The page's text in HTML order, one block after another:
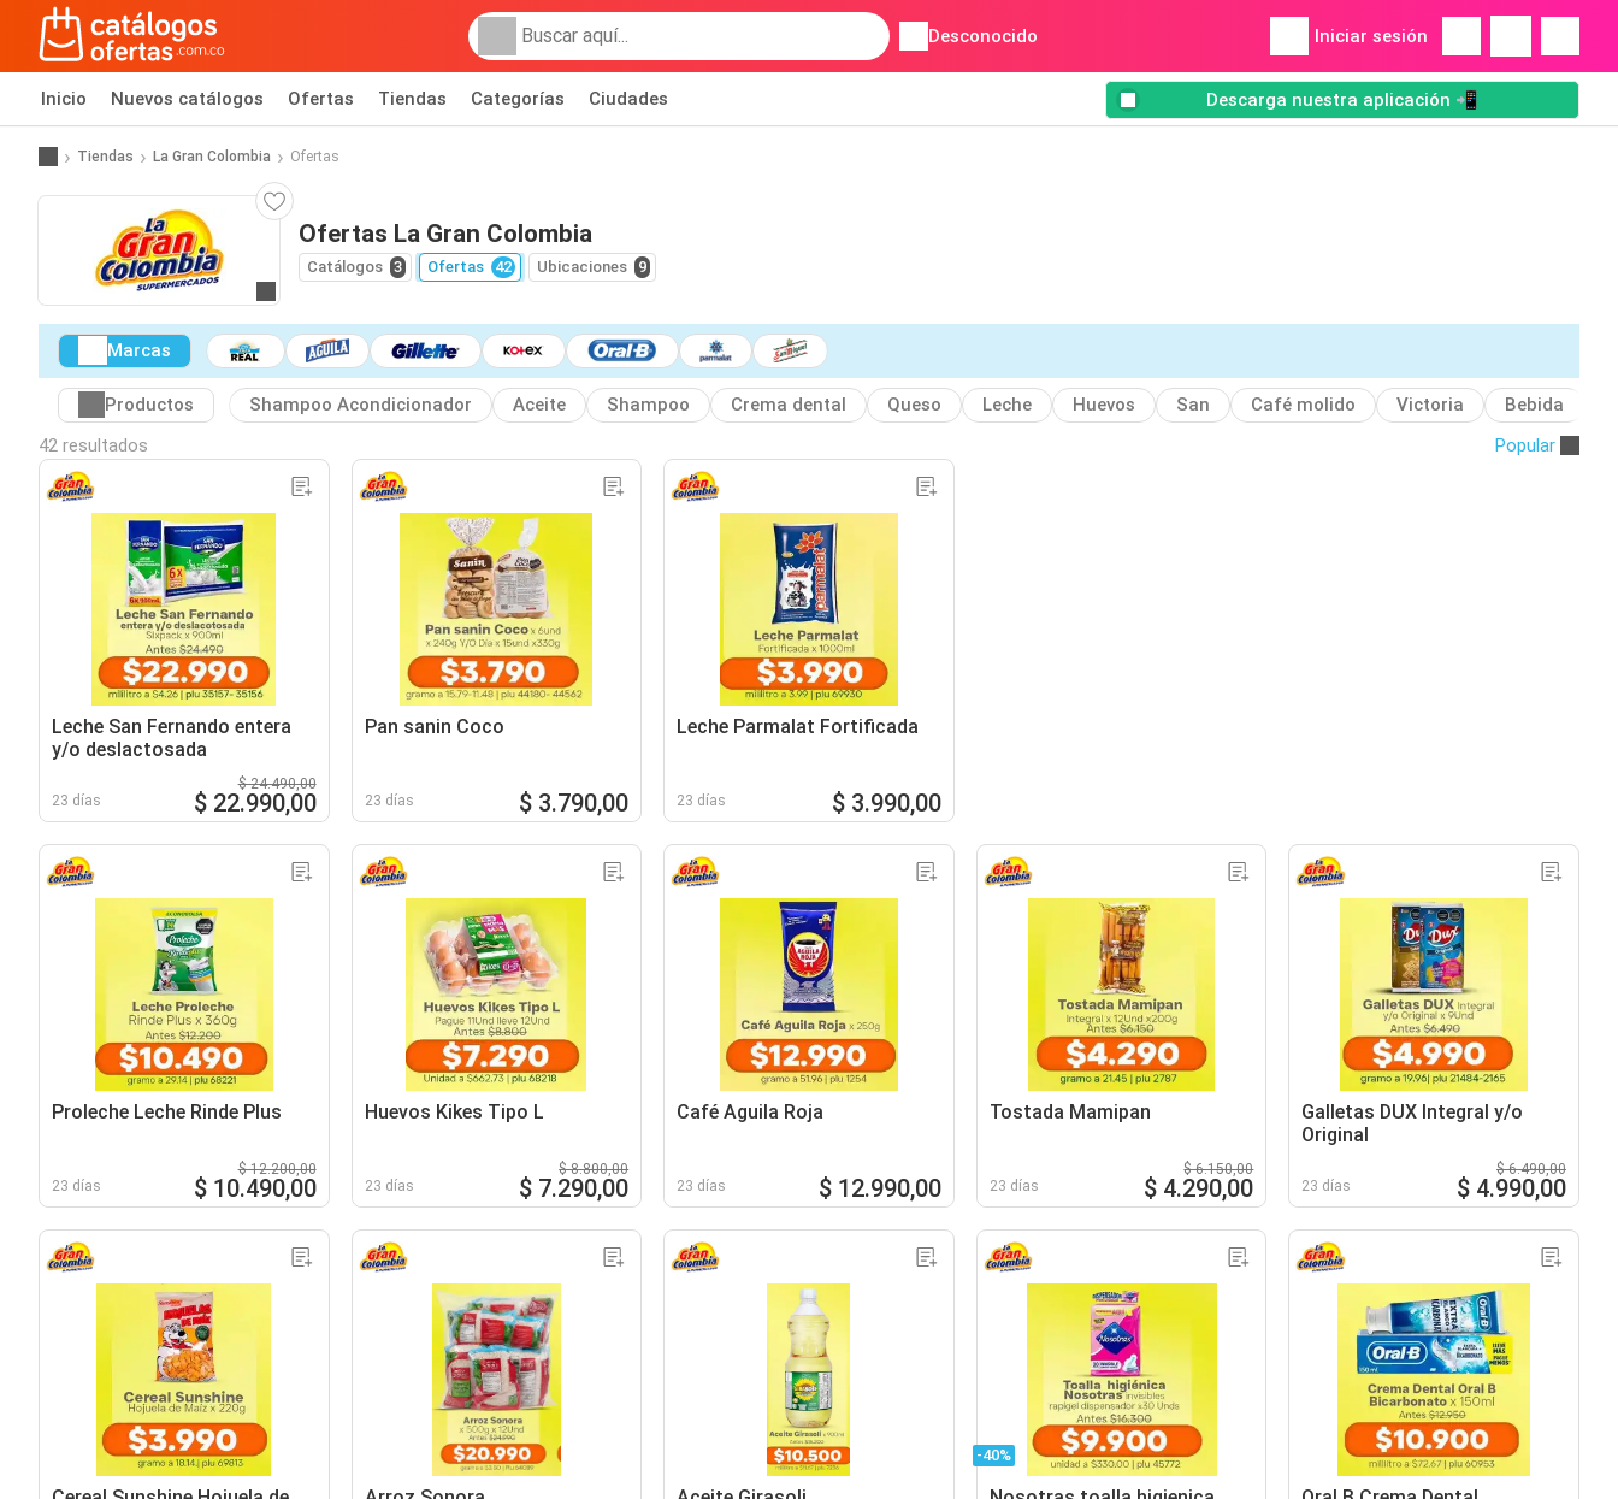
Desconocido Iniciar sesión
Inicio Nuevos catálogos Ofertas Tiendas Categorías Ciudades Descarga nuestra aplicación 📲
Tiendas La Gran Colombia Ofertas
Ofertas La Gran Colombia
Catálogos 3 Ofertas 42 Ubicaciones 9
Marcas
Productos Shampoo Acondicionador Aceite Shampoo Crema dental Queso Leche Huevos San Café molido Victoria Bebida
42 resultados
Popular
Leche San Fernando entera
y/o deslactosada
23 días
$ 24.490,00
$ 22.990,00
Pan sanin Coco
23 días $ 3.790,00
Leche Parmalat Fortificada
23 días $ 3.990,00
Proleche Leche Rinde Plus
23 días
$ 12.200,00
$ 10.490,00
Huevos Kikes Tipo L
23 días
$ 8.800,00
$ 7.290,00
Café Aguila Roja
23 días $ 12.990,00
Tostada Mamipan
23 días
$ 6.150,00
$ 4.290,00
Galletas DUX Integral y/o
Original
23 días
$ 6.490,00
$ 4.990,00
-40%